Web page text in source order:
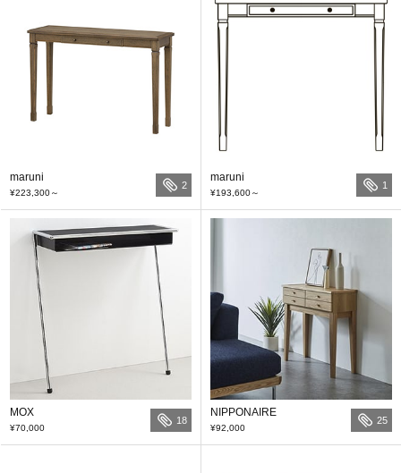
maruni
¥223,300～
2
maruni
¥193,600～
1
MOX
¥70,000
18
NIPPONAIRE
¥92,000
25